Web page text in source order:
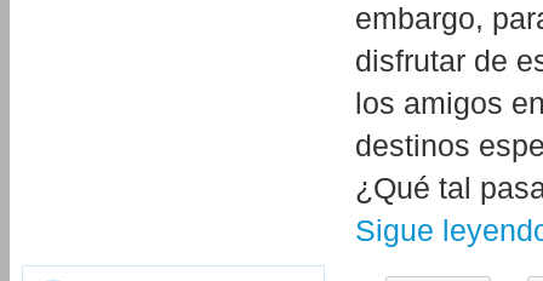
embargo,
disfrutar de
los amigos
destinos
¿Qué tal
Sigue